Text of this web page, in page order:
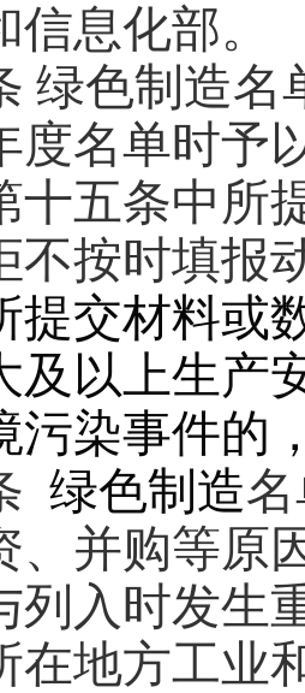
息化部。
绿色制造
度名单时予
十五条中所
不按时填报
提交材料或
及以上生产
污染事件的
绿色制造
、并购等原
列入时发生
在地方工业